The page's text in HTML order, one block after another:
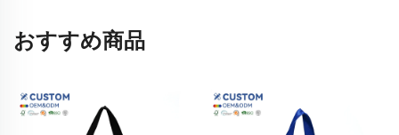
迎えしました
おすすめ商品